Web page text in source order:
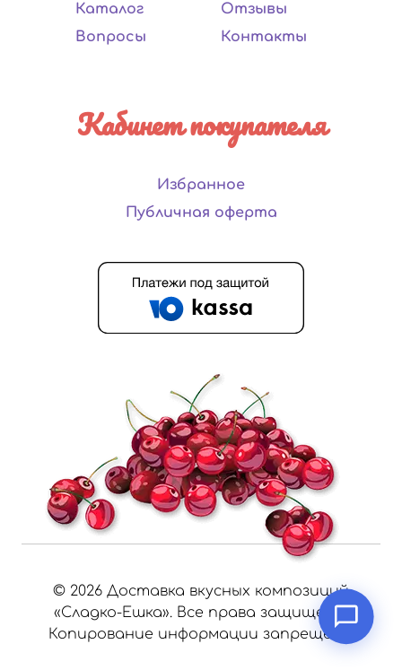
Каталог
Вопросы
Отзывы
Контакты
Кабинет покупателя
Избранное
Публичная оферта
© 2026 Доставка вкусных композиций
«Сладко-Ешка». Все права защищены.
Копирование информации запрещено.